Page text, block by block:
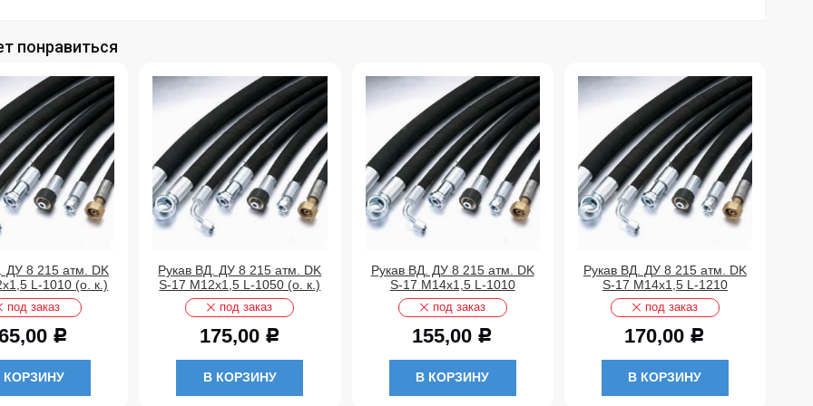
понравиться
ДУ 8 215 атм. DK
L-1010 (о. к.)
под заказ
Р
КОРЗИНУ
Рукав ВД. ДУ 8 215 атм. DK
S-17 М12х1,5 L-1050 (о. к.)
под заказ
175,00 Р
В КОРЗИНУ
Рукав ВД. ДУ 8 215 атм. DK
S-17 М14х1,5 L-1010
под заказ
155,00 Р
В КОРЗИНУ
Рукав ВД. ДУ 8 215 атм. DK
S-17 М14х1,5 L-1210
под заказ
170,00 Р
В КОРЗИНУ